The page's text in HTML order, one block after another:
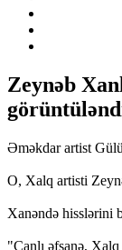
Zeynəb
Əməkdar artist
O, Xalq artisti
Xanəndə hisslərini
"Canlı əfsanə,